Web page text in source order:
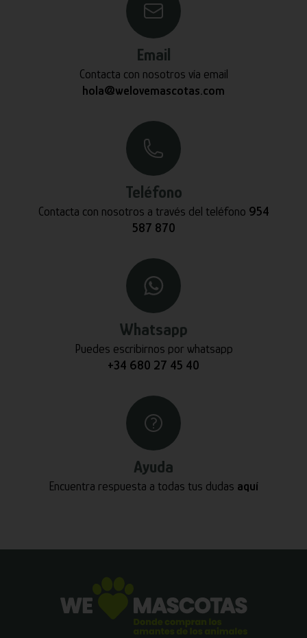
Email
Contacta con nosotros vía email
hola@welovemascotas.com
Teléfono
Contacta con nosotros a través del teléfono 954
587 870
Whatsapp
Puedes escribirnos por whatsapp
+34 680 27 45 40
Ayuda
Encuentra respuesta a todas tus dudas aquí